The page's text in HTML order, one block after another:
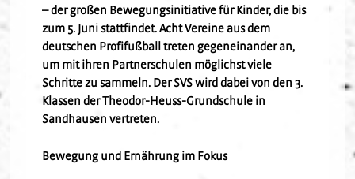
Gästefans
Nachhaltigkeit
Vorfall melden
Hast Du Nala gesehen?
Vorstand
Historie
Hardtwald-Helden
Stadion am Hardtwald
Partner
Partner-Familie
Hospitality
Sponsoring
Jobs
U17
U16
U14
U13
Förderteam
Förderverein
Sandhäuser Kids
– der großen Bewegungsinitiative für Kinder, die bis
zum 5. Juni stattfindet. Acht Vereine aus dem
deutschen Profifußball treten gegeneinander an,
um mit ihren Partnerschulen möglichst viele
Schritte zu sammeln. Der SVS wird dabei von den 3.
Klassen der Theodor-Heuss-Grundschule in
Sandhausen vertreten.
Bewegung und Ernährung im Fokus